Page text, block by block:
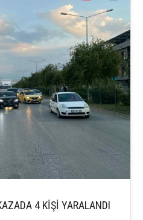
4 KİŞİ YARALANDI